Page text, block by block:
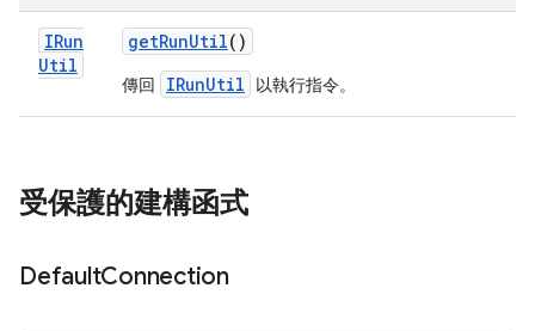
IRun
Util
getRunUtil()
傳回 IRunUtil 以執行指令。
受保護的建構函式
DefaultConnection